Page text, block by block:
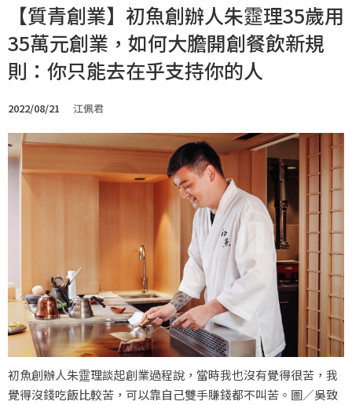
【質青創業】初魚創辦人朱𩃀理35歲用
35萬元創業，如何大膽開創餐飲新規
則：你只能去在乎支持你的人
2022/08/21 江佩君
初魚創辦人朱𩃀理談起創業過程說，當時我也沒有覺得很苦，我
覺得沒錢吃飯比較苦，可以靠自己雙手賺錢都不叫苦。圖／吳致